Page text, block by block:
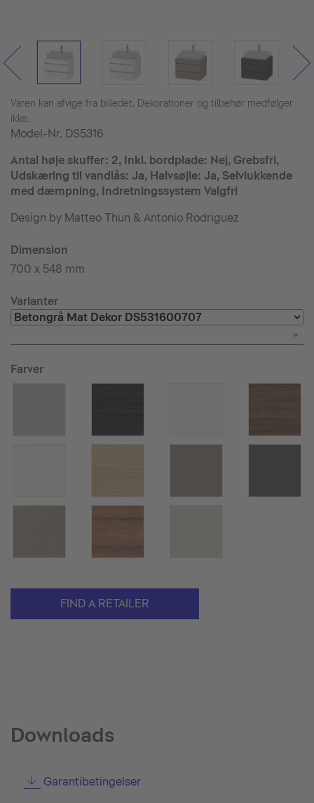
Varen kan afvige fra billedet. Dekorationer og tilbehør medfølger
ikke.
Model-Nr. DS5316
Antal høje skuffer: 2, Inkl. bordplade: Nej, Grebsfri,
Udskæring til vandlås: Ja, Halvsøjle: Ja, Selvlukkende
med dæmpning, Indretningssystem Valgfri
Design by Matteo Thun & Antonio Rodriguez
Dimension
700 x 548 mm
Varianter
Farver
FIND A RETAILER
Downloads
Garantibetingelser